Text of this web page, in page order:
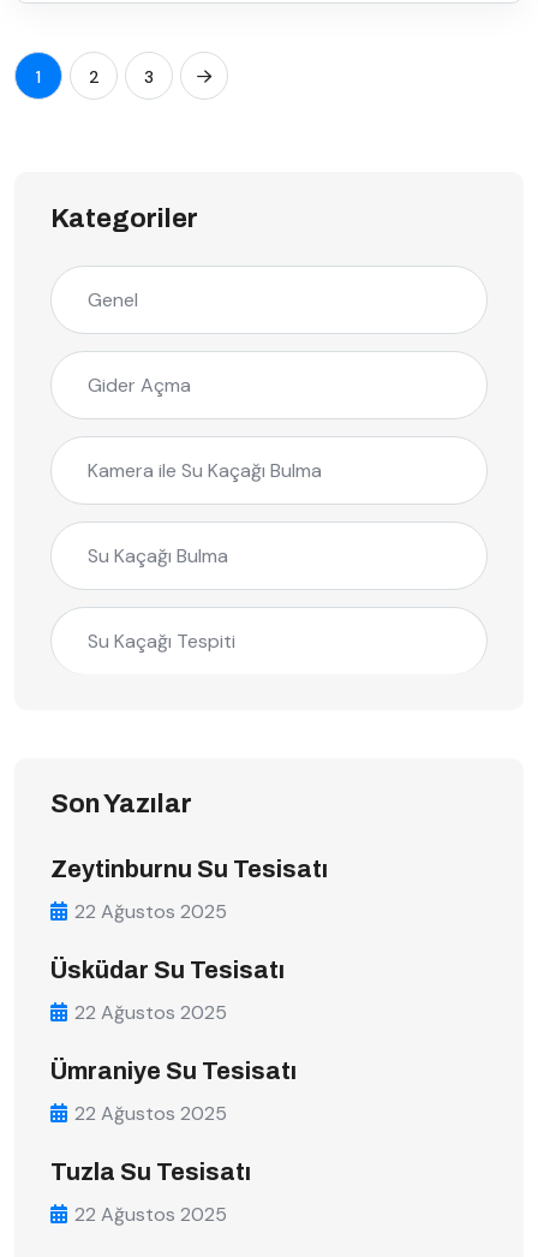
1 2 3
Kategoriler
Genel
Gider Açma
Kamera ile Su Kaçağı Bulma
Su Kaçağı Bulma
Su Kaçağı Tespiti
Son Yazılar
Zeytinburnu Su Tesisatı
22 Ağustos 2025
Üsküdar Su Tesisatı
22 Ağustos 2025
Ümraniye Su Tesisatı
22 Ağustos 2025
Tuzla Su Tesisatı
22 Ağustos 2025